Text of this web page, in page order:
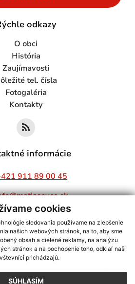
cookies
sledovania používame na zlepšenie
našich webových stránok, na to, aby sme
obsah a cielené reklamy, na analýzu
stránok a na pochopenie toho, odkiaľ naši
prichádzajú.
SÚHLASÍM
odkazy
O obci
História
Zaujímavosti
tel. čísla
Fotogaléria
Kontakty
informácie
911 89 00 45
aktuálnych informácií s využitím RSS
ECHELON 2,Mapa stránok,web portál
s.r.o.,domény,registrácia domény